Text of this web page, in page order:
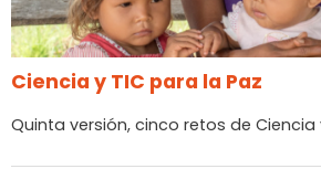
Ciencia y TIC para la Paz
Quinta versión, cinco retos de